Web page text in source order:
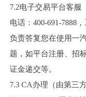
7.2电子交易平台客服
电话： 400-691-7888
负责答复您在使用一
题，如平台注册、招
证金递交等。
7.3 CA办理（由第三